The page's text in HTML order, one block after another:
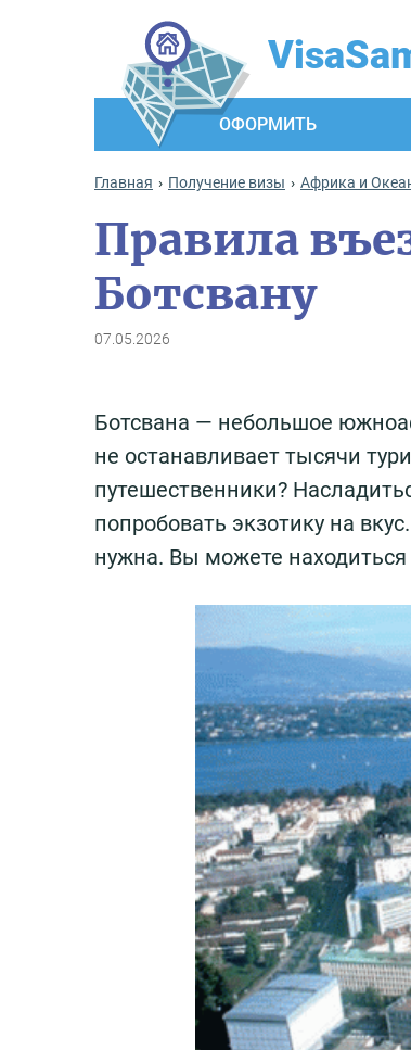
ОФОРМИТЬ
Главная Получение визы Африка и
Правила
Ботсвану
07.05.2026
Ботсвана — небольшое
не останавливает тысячи
путешественники?
попробовать экзотику на
нужна. Вы можете